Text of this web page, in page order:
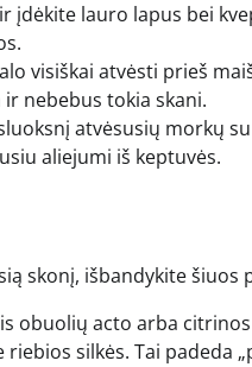
įdėkite lauro lapus bei
visiškai atvėsti prieš
nebebus tokia skani.
atvėsusių morkų
aliejumi iš keptuvės.
skonį, išbandykite šiuos
obuolių acto arba
silkės. Tai padeda